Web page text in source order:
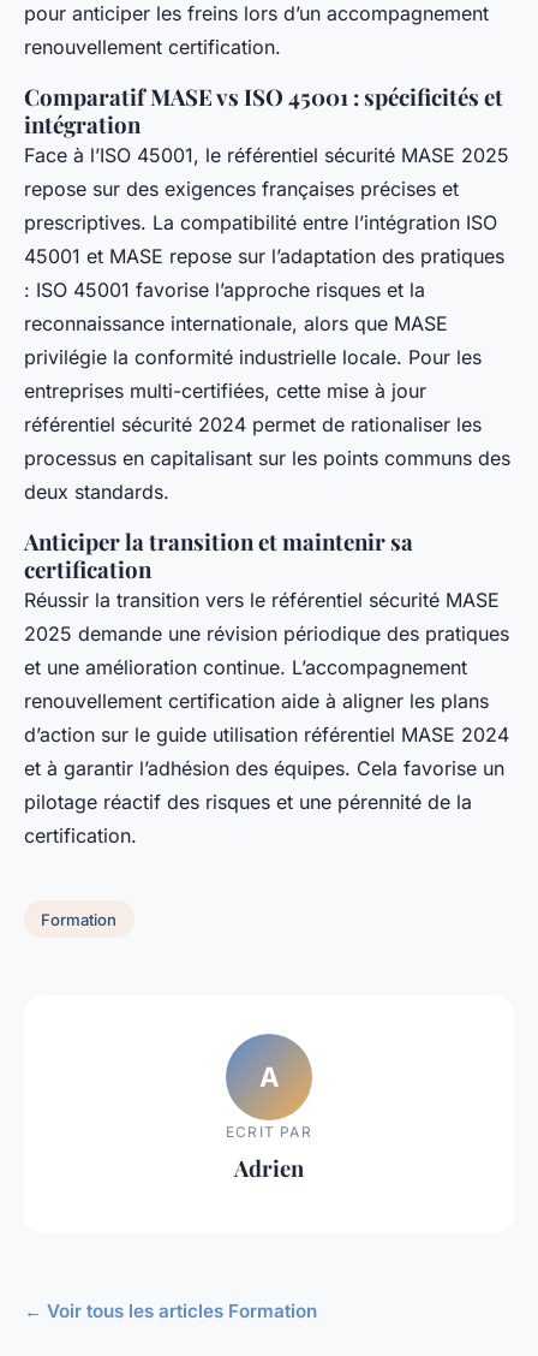
pour anticiper les freins lors d’un accompagnement
renouvellement certification.
Comparatif MASE vs ISO 45001 : spécificités et
intégration
Face à l’ISO 45001, le référentiel sécurité MASE 2025
repose sur des exigences françaises précises et
prescriptives. La compatibilité entre l’intégration ISO
45001 et MASE repose sur l’adaptation des pratiques
: ISO 45001 favorise l’approche risques et la
reconnaissance internationale, alors que MASE
privilégie la conformité industrielle locale. Pour les
entreprises multi-certifiées, cette mise à jour
référentiel sécurité 2024 permet de rationaliser les
processus en capitalisant sur les points communs des
deux standards.
Anticiper la transition et maintenir sa
certification
Réussir la transition vers le référentiel sécurité MASE
2025 demande une révision périodique des pratiques
et une amélioration continue. L’accompagnement
renouvellement certification aide à aligner les plans
d’action sur le guide utilisation référentiel MASE 2024
et à garantir l’adhésion des équipes. Cela favorise un
pilotage réactif des risques et une pérennité de la
certification.
Formation
A
ECRIT PAR
Adrien
← Voir tous les articles Formation